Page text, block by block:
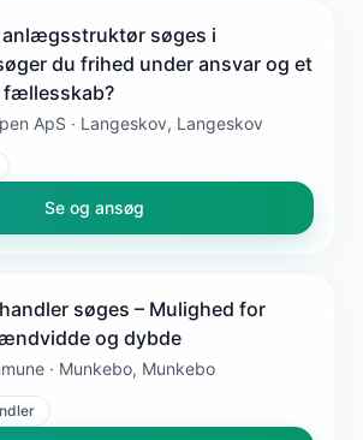
søges i
du frihed under ansvar og et
ApS · Langeskov, Langeskov
Se og ansøg
søges – Mulighed for
og dybde
· Munkebo, Munkebo